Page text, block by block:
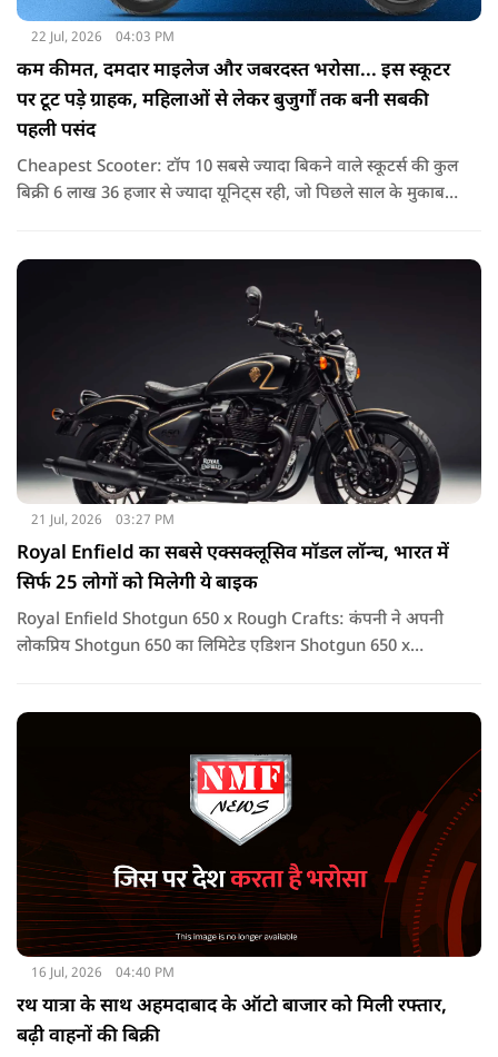
22 Jul, 2026 04:03 PM
कम कीमत, दमदार माइलेज और जबरदस्त भरोसा... इस स्कूटर
पर टूट पड़े ग्राहक, महिलाओं से लेकर बुजुर्गों तक बनी सबकी
पहली पसंद
Cheapest Scooter: टॉप 10 सबसे ज्यादा बिकने वाले स्कूटर्स की कुल
बिक्री 6 लाख 36 हजार से ज्यादा यूनिट्स रही, जो पिछले साल के मुकाबले
21 Jul, 2026 03:27 PM
Royal Enfield का सबसे एक्सक्लूसिव मॉडल लॉन्च, भारत में
सिर्फ 25 लोगों को मिलेगी ये बाइक
Royal Enfield Shotgun 650 x Rough Crafts: कंपनी ने अपनी
लोकप्रिय Shotgun 650 का लिमिटेड एडिशन Shotgun 650 x
खरीदना पसंद करते हैं.
16 Jul, 2026 04:40 PM
रथ यात्रा के साथ अहमदाबाद के ऑटो बाजार को मिली रफ्तार,
बढ़ी वाहनों की बिक्री